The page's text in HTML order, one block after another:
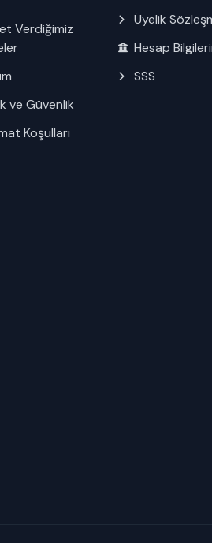
Verdiğimiz
ve Güvenlik
Koşulları
Üyelik
Hesap
SSS